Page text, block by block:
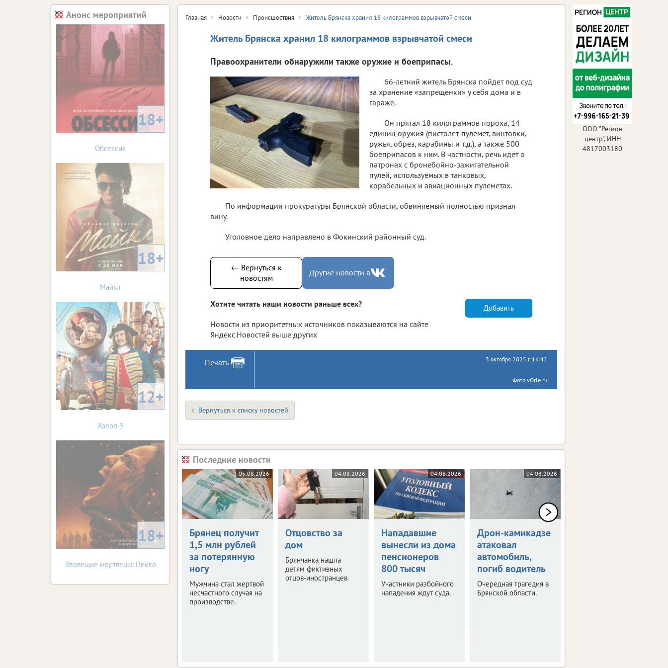
Главная Новости Происшествия Житель Брянска хранил 18 килограммов взрывчатой смеси
Житель Брянска хранил 18 килограммов взрывчатой смеси
Правоохранители обнаружили также оружие и боеприпасы.
66-летний житель Брянска пойдет под суд
за хранение «запрещенки» у себя дома и в
гараже.
Он прятал 18 килограммов пороха, 14
единиц оружия (пистолет-пулемет, винтовки,
ружья, обрез, карабины и т.д.), а также 500
боеприпасов к ним. В частности, речь идет о
патронах с бронебойно-зажигательной
пулей, используемых в танковых,
корабельных и авиационных пулеметах.
По информации прокуратуры Брянской области, обвиняемый полностью признал
вину.
Уголовное дело направлено в Фокинский районный суд.
← Вернуться к
новостям
Другие новости в
Хотите читать наши новости раньше всех?
Новости из приоритетных источников показываются на сайте
Яндекс.Новостей выше других
Добавить
Печать 3 октября 2025 г. 16:42
Фото vOrle.ru
Вернуться к списку новостей
Последние новости
05.08.2026
Брянец получит
1,5 млн рублей
за потерянную
ногу
Мужчина стал жертвой
несчастного случая на
производстве.
04.08.2026
Отцовство за
дом
Брянчанка нашла
детям фиктивных
отцов-иностранцев.
04.08.2026
Нападавшие
вынесли из дома
пенсионеров
800 тысяч
Участники разбойного
нападения ждут суда.
04.08.2026
Дрон-камикадзе
атаковал
автомобиль,
погиб водитель
Очередная трагедия в
Брянской области.
Анонс мероприятий
18+
Обсессия
18+
Майкл
12+
Холоп 3
18+
Зловещие мертвецы: Пекло
ООО "Регион
центр", ИНН
4817003180